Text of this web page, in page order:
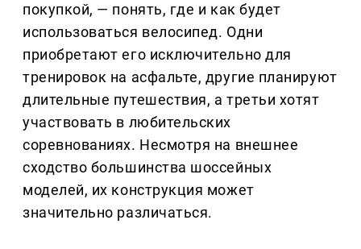
покупкой, — понять, где и как будет
использоваться велосипед. Одни
приобретают его исключительно для
тренировок на асфальте, другие планируют
длительные путешествия, а третьи хотят
участвовать в любительских
соревнованиях. Несмотря на внешнее
сходство большинства шоссейных
моделей, их конструкция может
значительно различаться.